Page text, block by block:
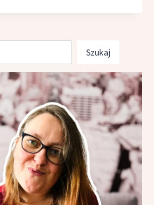
MICHAŁA
SZAFRAŃSKIEGO,
CZYLI
O TYM,
JAK
ZACZĄĆ
OSZCZĘDZAĆ
PIENIĄDZE
Szukaj